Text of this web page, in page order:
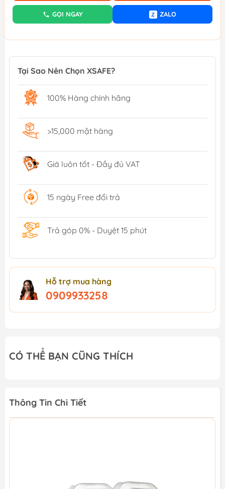
GỌI NGAY Z ZALO
Tại Sao Nên Chọn XSAFE?
100% Hàng chính hãng
>15,000 mặt hàng
Giá luôn tốt - Đầy đủ VAT
15 ngày Free đổi trả
Trả góp 0% - Duyệt 15 phút
Hỗ trợ mua hàng
0909933258
CÓ THỂ BẠN CŨNG THÍCH
Thông Tin Chi Tiết